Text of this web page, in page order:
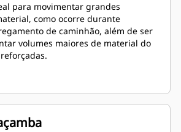
para movimentar grandes
como ocorre durante
de caminhão, além de ser
volumes maiores de material do